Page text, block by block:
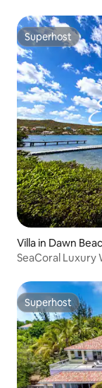
Superhost
Superhost
Villa in Dawn
SeaCoral
Superhost
Superhost